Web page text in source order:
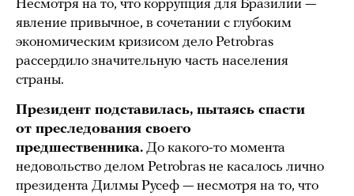
Несмотря на то, что коррупция для Бразилии —
явление привычное, в сочетании с глубоким
экономическим кризисом дело Petrobras
рассердило значительную часть населения
страны.
Президент подставилась, пытаясь спасти
от преследования своего
предшественника. До какого-то момента
недовольство делом Petrobras не касалось лично
президента Дилмы Русеф — несмотря на то, что